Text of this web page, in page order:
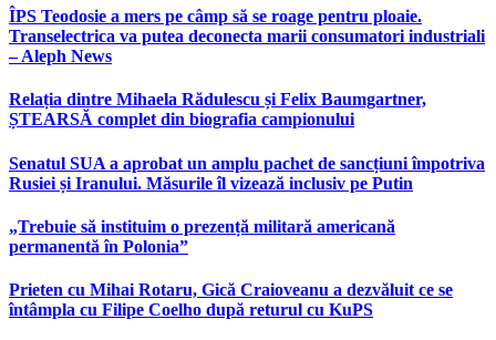
ÎPS Teodosie a mers pe câmp să se roage pentru ploaie.
Transelectrica va putea deconecta marii consumatori industriali
– Aleph News
Relația dintre Mihaela Rădulescu și Felix Baumgartner,
ȘTEARSĂ complet din biografia campionului
Senatul SUA a aprobat un amplu pachet de sancțiuni împotriva
Rusiei și Iranului. Măsurile îl vizează inclusiv pe Putin
„Trebuie să instituim o prezență militară americană
permanentă în Polonia”
Prieten cu Mihai Rotaru, Gică Craioveanu a dezvăluit ce se
întâmpla cu Filipe Coelho după returul cu KuPS